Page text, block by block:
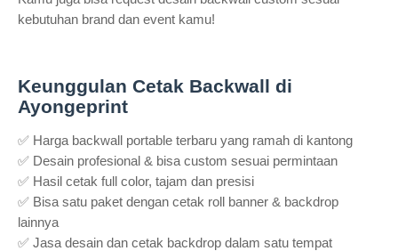
kebutuhan brand dan event kamu!
Keunggulan Cetak Backwall di
Ayongeprint
✅ Harga backwall portable terbaru yang ramah di kantong
✅ Desain profesional & bisa custom sesuai permintaan
✅ Hasil cetak full color, tajam dan presisi
✅ Bisa satu paket dengan cetak roll banner & backdrop
lainnya
✅ Jasa desain dan cetak backdrop dalam satu tempat